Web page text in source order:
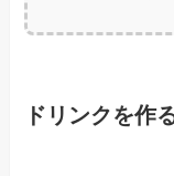
ドリンクを作